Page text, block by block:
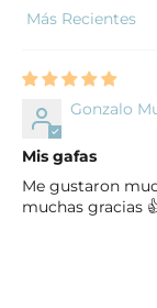
Sort by
Gonzalo
Mis gafas
Me gustaron
muchas gracias